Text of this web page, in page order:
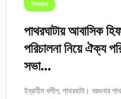
শিক্ষাঙ্গন
পাথরঘাটায় আবাসিক
পরিচালনা নিয়ে ঐক্য
সভা...
ইব্রাহীম খলীল, পাথরঘাটা। বরগুনার